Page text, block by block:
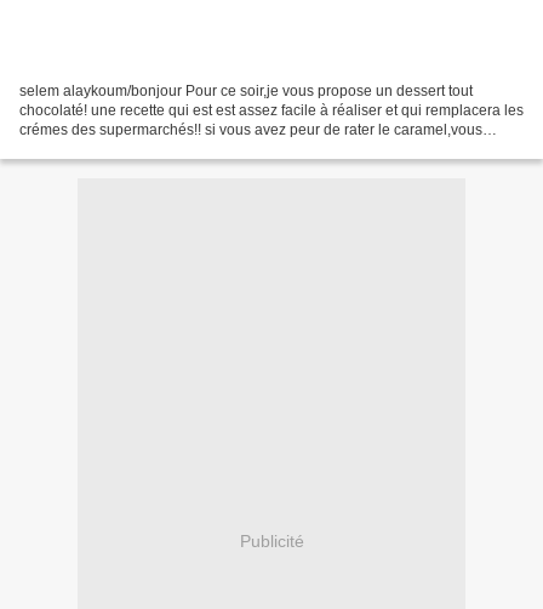
selem alaykoum/bonjour Pour ce soir,je vous propose un dessert tout
chocolaté! une recette qui est est assez facile à réaliser et qui remplacera les
crémes des supermarchés!! si vous avez peur de rater le caramel,vous
Publicité